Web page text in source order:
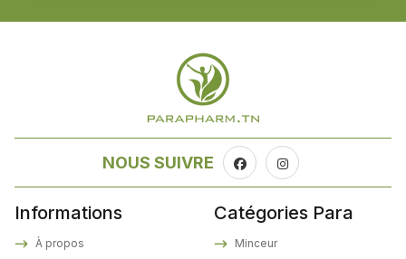
NOUS SUIVRE
Informations
À propos
Catégories Para
Minceur